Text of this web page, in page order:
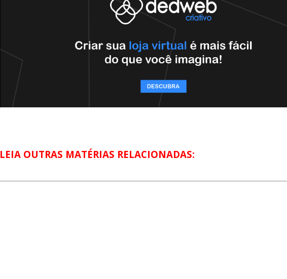
LEIA OUTRAS MATÉRIAS RELACIONADAS: